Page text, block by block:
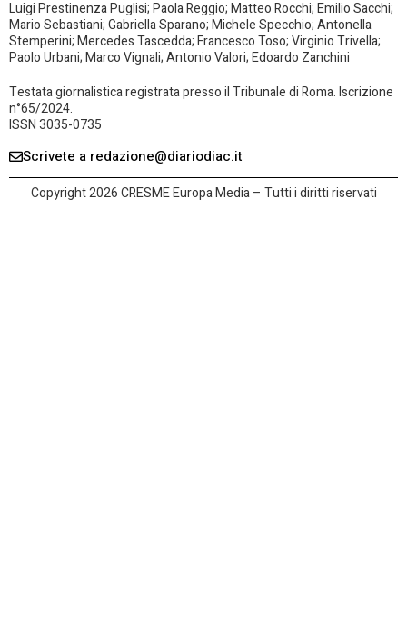
Luigi Prestinenza Puglisi; Paola Reggio; Matteo Rocchi; Emilio Sacchi;
Mario Sebastiani; Gabriella Sparano; Michele Specchio; Antonella
Stemperini; Mercedes Tascedda; Francesco Toso; Virginio Trivella;
Paolo Urbani; Marco Vignali; Antonio Valori; Edoardo Zanchini
Testata giornalistica registrata presso il Tribunale di Roma. Iscrizione
n°65/2024.
ISSN 3035-0735
Scrivete a redazione@diariodiac.it
Copyright 2026 CRESME Europa Media – Tutti i diritti riservati